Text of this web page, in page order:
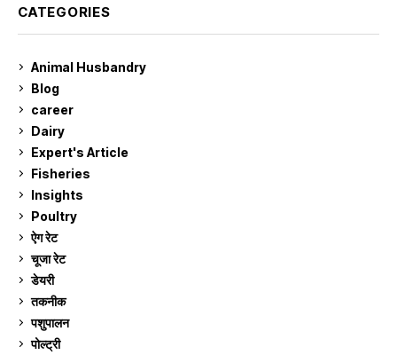
CATEGORIES
Animal Husbandry
Blog
career
Dairy
Expert's Article
Fisheries
Insights
Poultry
ऐग रेट
चूजा रेट
डेयरी
तकनीक
पशुपालन
पोल्ट्री